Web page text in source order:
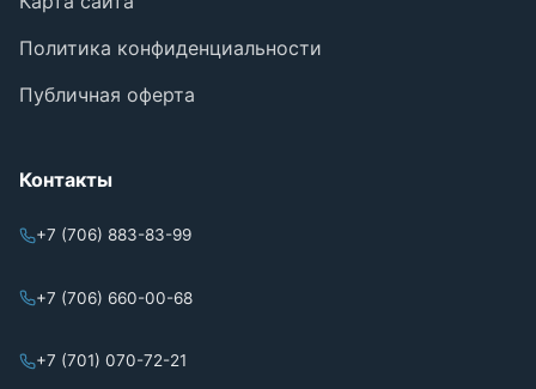
Политика конфиденциальности
Публичная оферта
Контакты
+7 (706) 883-83-99
+7 (706) 660-00-68
+7 (701) 070-72-21